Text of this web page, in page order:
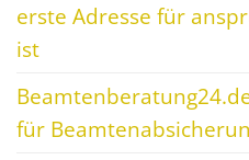
erste Adresse für
ist
für